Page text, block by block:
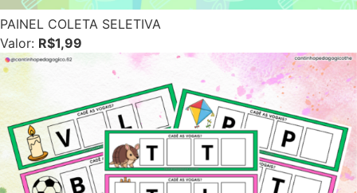
PAINEL COLETA SELETIVA
Valor: R$1,99